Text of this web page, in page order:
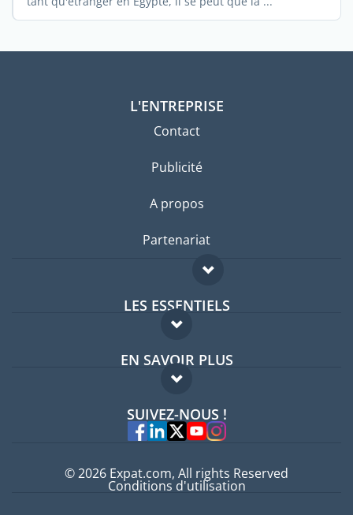
L'ENTREPRISE
Contact
Publicité
A propos
Partenariat
LES ESSENTIELS
Forum expatriés
Guides pays
EN SAVOIR PLUS
FAQ
Experts
SUIVEZ-NOUS !
© 2026 Expat.com, All rights Reserved
Conditions d'utilisation